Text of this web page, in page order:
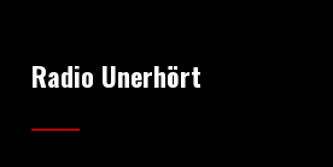
Radio Unerhört